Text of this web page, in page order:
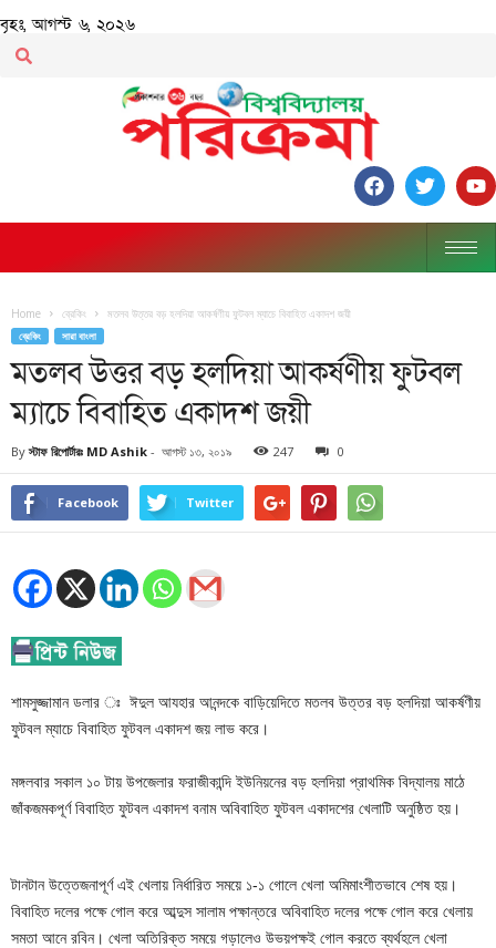
বৃহঃ, আগস্ট ৬, ২০২৬
Home ব্রেকিং মতলব উত্তর বড় হলদিয়া আকর্ষণীয় ফুটবল ম্যাচে বিবাহিত একাদশ জয়ী
ব্রেকিং সারা বাংলা
মতলব উত্তর বড় হলদিয়া আকর্ষণীয় ফুটবল
ম্যাচে বিবাহিত একাদশ জয়ী
By স্টাফ রিপোর্টারঃ MD Ashik - আগস্ট ১৩, ২০১৯ 247 0
Facebook Twitter
শামসুজ্জামান ডলার ঃ ঈদুল আযহার আনন্দকে বাড়িয়েদিতে মতলব উত্তর বড় হলদিয়া আকর্ষণীয়
ফুটবল ম্যাচে বিবাহিত ফুটবল একাদশ জয় লাভ করে।
মঙ্গলবার সকাল ১০ টায় উপজেলার ফরাজীকান্দি ইউনিয়নের বড় হলদিয়া প্রাথমিক বিদ্যালয় মাঠে
জাঁকজমকপূর্ণ বিবাহিত ফুটবল একাদশ বনাম অবিবাহিত ফুটবল একাদশের খেলাটি অনুষ্ঠিত হয়।
টানটান উত্তেজনাপূর্ণ এই খেলায় নির্ধারিত সময়ে ১-১ গোলে খেলা অমিমাংশীতভাবে শেষ হয়।
বিবাহিত দলের পক্ষে গোল করে আব্দুস সালাম পক্ষান্তরে অবিবাহিত দলের পক্ষে গোল করে খেলায়
সমতা আনে রবিন। খেলা অতিরিক্ত সময়ে গড়ালেও উভয়পক্ষই গোল করতে ব্যর্থহলে খেলা